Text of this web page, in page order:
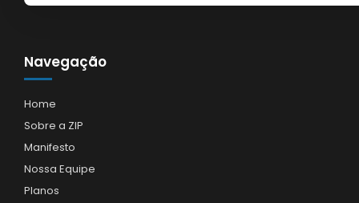
Navegação
Home
Sobre a ZIP
Manifesto
Nossa Equipe
Planos